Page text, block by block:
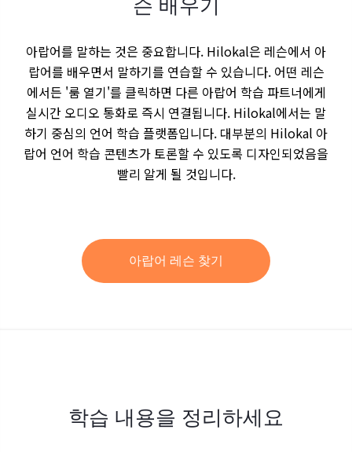
아랍어를 말하는 것은 중요합니다. Hilokal은 레슨에서 아
랍어를 배우면서 말하기를 연습할 수 있습니다. 어떤 레슨
에서든 '룸 열기'를 클릭하면 다른 아랍어 학습 파트너에게
실시간 오디오 통화로 즉시 연결됩니다. Hilokal에서는 말
하기 중심의 언어 학습 플랫폼입니다. 대부분의 Hilokal 아
랍어 언어 학습 콘텐츠가 토론할 수 있도록 디자인되었음을
빨리 알게 될 것입니다.
아랍어 레슨 찾기
학습 내용을 정리하세요